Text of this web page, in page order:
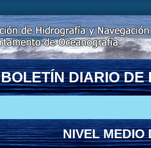
BOLETÍN DIARIO DE
NIVEL MEDIO